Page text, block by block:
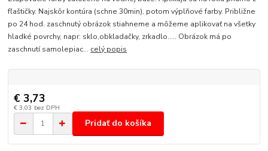
fľaštičky. Najskôr kontúra (schne 30min), potom výplňové farby. Približne
po 24 hod. zaschnutý obrázok stiahneme a môžeme aplikovať na všetky
hladké povrchy, napr: sklo,obkladačky, zrkadlo..... Obrázok má po
zaschnutí samolepiac... celý popis
€ 3,73
€ 3,03 bez DPH
Pridať do košíka